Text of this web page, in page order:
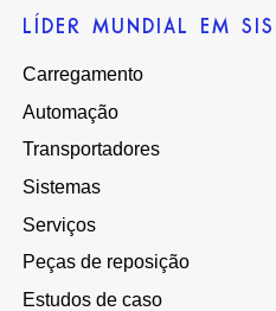
LÍDER MUNDIAL EM
Carregamento
Automação
Transportadores
Sistemas
Serviços
Peças de reposição
Estudos de caso